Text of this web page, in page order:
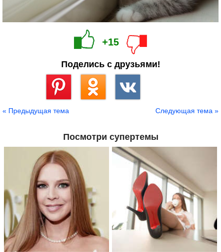
+15
Поделись с друзьями!
« Предыдущая тема Следующая тема »
Посмотри супертемы